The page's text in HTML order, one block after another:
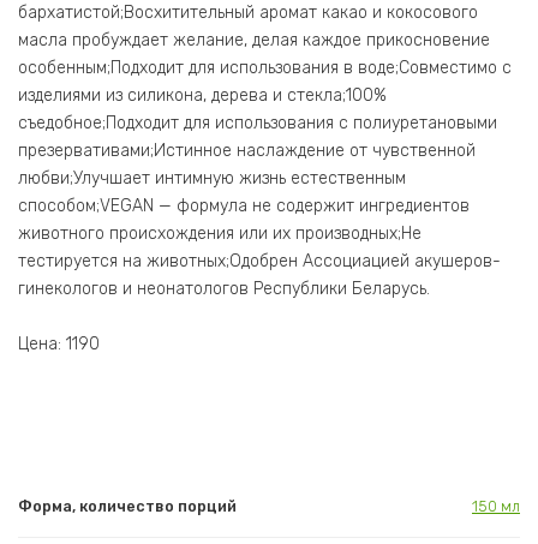
бархатистой;Восхитительный аромат какао и кокосового
масла пробуждает желание, делая каждое прикосновение
особенным;Подходит для использования в воде;Совместимо с
изделиями из силикона, дерева и стекла;100%
съедобное;Подходит для использования с полиуретановыми
презервативами;Истинное наслаждение от чувственной
любви;Улучшает интимную жизнь естественным
способом;VEGAN — формула не содержит ингредиентов
животного происхождения или их производных;Не
тестируется на животных;Одобрен Ассоциацией акушеров-
гинекологов и неонатологов Республики Беларусь.
Цена: 1190
Форма, количество порций 150 мл